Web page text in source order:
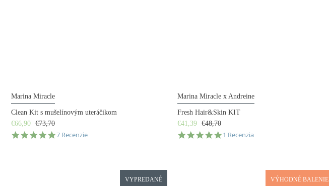
Marina Miracle
Clean Kit s mušelínovým uteráčikom
€66,90 €73,70
4.9
7 Recenzie
Marina Miracle x Andreine
Fresh Hair&Skin KIT
€41,39 €48,70
5.0
1 Recenzia
VYPREDANÉ VÝHODNÉ BALENIE